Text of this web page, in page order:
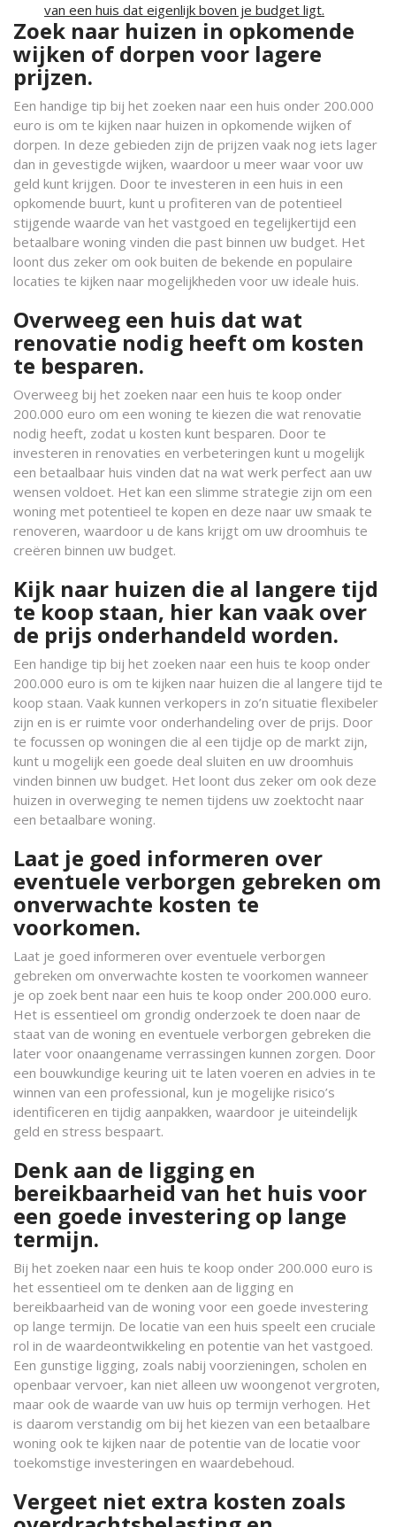
van een huis dat eigenlijk boven je budget ligt.
Zoek naar huizen in opkomende
wijken of dorpen voor lagere
prijzen.
Een handige tip bij het zoeken naar een huis onder 200.000
euro is om te kijken naar huizen in opkomende wijken of
dorpen. In deze gebieden zijn de prijzen vaak nog iets lager
dan in gevestigde wijken, waardoor u meer waar voor uw
geld kunt krijgen. Door te investeren in een huis in een
opkomende buurt, kunt u profiteren van de potentieel
stijgende waarde van het vastgoed en tegelijkertijd een
betaalbare woning vinden die past binnen uw budget. Het
loont dus zeker om ook buiten de bekende en populaire
locaties te kijken naar mogelijkheden voor uw ideale huis.
Overweeg een huis dat wat
renovatie nodig heeft om kosten
te besparen.
Overweeg bij het zoeken naar een huis te koop onder
200.000 euro om een woning te kiezen die wat renovatie
nodig heeft, zodat u kosten kunt besparen. Door te
investeren in renovaties en verbeteringen kunt u mogelijk
een betaalbaar huis vinden dat na wat werk perfect aan uw
wensen voldoet. Het kan een slimme strategie zijn om een
woning met potentieel te kopen en deze naar uw smaak te
renoveren, waardoor u de kans krijgt om uw droomhuis te
creëren binnen uw budget.
Kijk naar huizen die al langere tijd
te koop staan, hier kan vaak over
de prijs onderhandeld worden.
Een handige tip bij het zoeken naar een huis te koop onder
200.000 euro is om te kijken naar huizen die al langere tijd te
koop staan. Vaak kunnen verkopers in zo’n situatie flexibeler
zijn en is er ruimte voor onderhandeling over de prijs. Door
te focussen op woningen die al een tijdje op de markt zijn,
kunt u mogelijk een goede deal sluiten en uw droomhuis
vinden binnen uw budget. Het loont dus zeker om ook deze
huizen in overweging te nemen tijdens uw zoektocht naar
een betaalbare woning.
Laat je goed informeren over
eventuele verborgen gebreken om
onverwachte kosten te
voorkomen.
Laat je goed informeren over eventuele verborgen
gebreken om onverwachte kosten te voorkomen wanneer
je op zoek bent naar een huis te koop onder 200.000 euro.
Het is essentieel om grondig onderzoek te doen naar de
staat van de woning en eventuele verborgen gebreken die
later voor onaangename verrassingen kunnen zorgen. Door
een bouwkundige keuring uit te laten voeren en advies in te
winnen van een professional, kun je mogelijke risico’s
identificeren en tijdig aanpakken, waardoor je uiteindelijk
geld en stress bespaart.
Denk aan de ligging en
bereikbaarheid van het huis voor
een goede investering op lange
termijn.
Bij het zoeken naar een huis te koop onder 200.000 euro is
het essentieel om te denken aan de ligging en
bereikbaarheid van de woning voor een goede investering
op lange termijn. De locatie van een huis speelt een cruciale
rol in de waardeontwikkeling en potentie van het vastgoed.
Een gunstige ligging, zoals nabij voorzieningen, scholen en
openbaar vervoer, kan niet alleen uw woongenot vergroten,
maar ook de waarde van uw huis op termijn verhogen. Het
is daarom verstandig om bij het kiezen van een betaalbare
woning ook te kijken naar de potentie van de locatie voor
toekomstige investeringen en waardebehoud.
Vergeet niet extra kosten zoals